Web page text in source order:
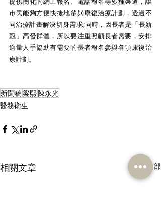
市民能夠方便快捷地參與康復治療計劃，透過不
同治療計畫解決切身需求;同時，因長者是「長新
冠」高發群體，所以要注重照顧長者需要，安排
適量人手協助有需要的長者報名參與各項康復治
療計劃。
新聞稿梁熙陳永光
醫務衛生
相關文章 查看全部